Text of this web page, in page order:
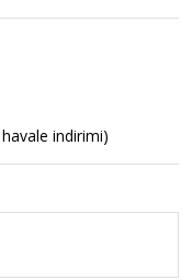
indirimi)